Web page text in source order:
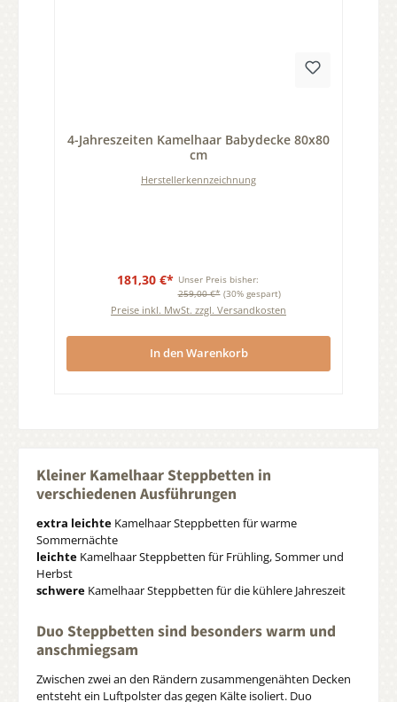
4-Jahreszeiten Kamelhaar Babydecke 80x80
cm
Herstellerkennzeichnung
181,30 €* Unser Preis bisher:
259,00 €* (30% gespart)
Preise inkl. MwSt. zzgl. Versandkosten
In den Warenkorb
Kleiner Kamelhaar Steppbetten in
verschiedenen Ausführungen
extra leichte Kamelhaar Steppbetten für warme
Sommernächte
leichte Kamelhaar Steppbetten für Frühling, Sommer und
Herbst
schwere Kamelhaar Steppbetten für die kühlere Jahreszeit
Duo Steppbetten sind besonders warm und
anschmiegsam
Zwischen zwei an den Rändern zusammengenähten Decken
entsteht ein Luftpolster das gegen Kälte isoliert. Duo